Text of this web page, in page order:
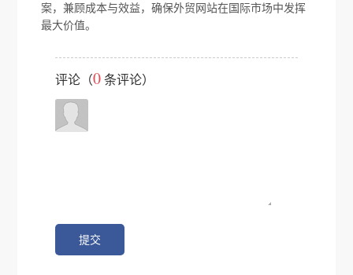
案，兼顾成本与效益，确保外贸网站在国际市场中发挥
最大价值。
评论（0条评论）